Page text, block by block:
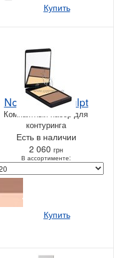
Купить
NoUBA To Sculpt
Компактный набор для
контуринга
Есть в наличии
2 060 грн
В ассортименте:
Купить